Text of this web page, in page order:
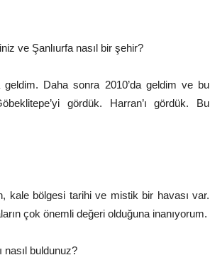
ve Şanlıurfa nasıl bir şehir?
geldim. Daha sonra 2010’da geldim ve bu
gördük. Harran’ı gördük. Bu
kale bölgesi tarihi ve mistik bir havası var.
çok önemli değeri olduğuna inanıyorum.
nasıl buldunuz?